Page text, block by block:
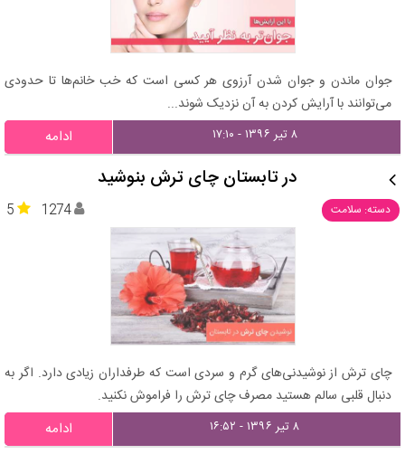
جوان ماندن و جوان شدن آرزوی هر کسی است که خب خانم‌ها تا حدودی
می‌توانند با آرایش کردن به آن نزدیک شوند...
۸ تیر ۱۳۹۶ - ۱۷:۱۰ ادامه
در تابستان چای ترش بنوشید
دسته: سلامت 5 1274
چای ترش از نوشیدنی‌های گرم و سردی است که طرفداران زیادی دارد. اگر به
دنبال قلبی سالم هستید مصرف چای ترش را فراموش نکنید.
۸ تیر ۱۳۹۶ - ۱۶:۵۲ ادامه